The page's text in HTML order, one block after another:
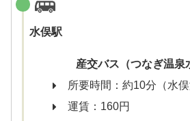
水俣駅
産交バス（つなぎ温泉
所要時間：約10分（水俣
運賃：160円